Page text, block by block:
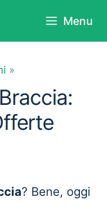
Menu
»
? Bene, oggi